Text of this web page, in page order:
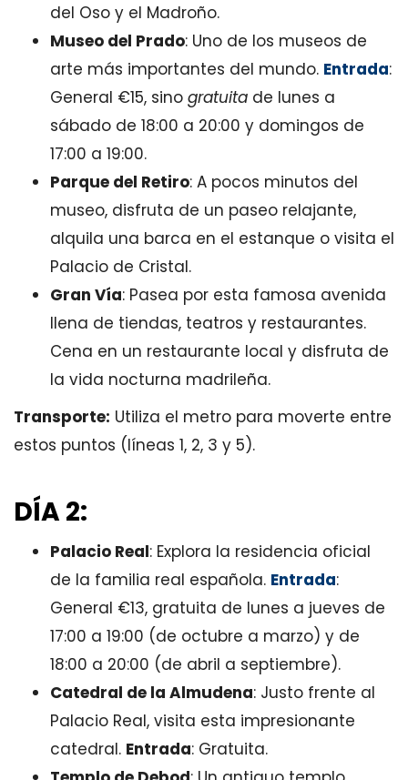
del Oso y el Madroño.
Museo del Prado: Uno de los museos de
arte más importantes del mundo. Entrada:
General €15, sino gratuita de lunes a
sábado de 18:00 a 20:00 y domingos de
17:00 a 19:00.
Parque del Retiro: A pocos minutos del
museo, disfruta de un paseo relajante,
alquila una barca en el estanque o visita el
Palacio de Cristal.
Gran Vía: Pasea por esta famosa avenida
llena de tiendas, teatros y restaurantes.
Cena en un restaurante local y disfruta de
la vida nocturna madrileña.
Transporte: Utiliza el metro para moverte entre
estos puntos (líneas 1, 2, 3 y 5).
DÍA 2:
Palacio Real: Explora la residencia oficial
de la familia real española. Entrada:
General €13, gratuita de lunes a jueves de
17:00 a 19:00 (de octubre a marzo) y de
18:00 a 20:00 (de abril a septiembre).
Catedral de la Almudena: Justo frente al
Palacio Real, visita esta impresionante
catedral. Entrada: Gratuita.